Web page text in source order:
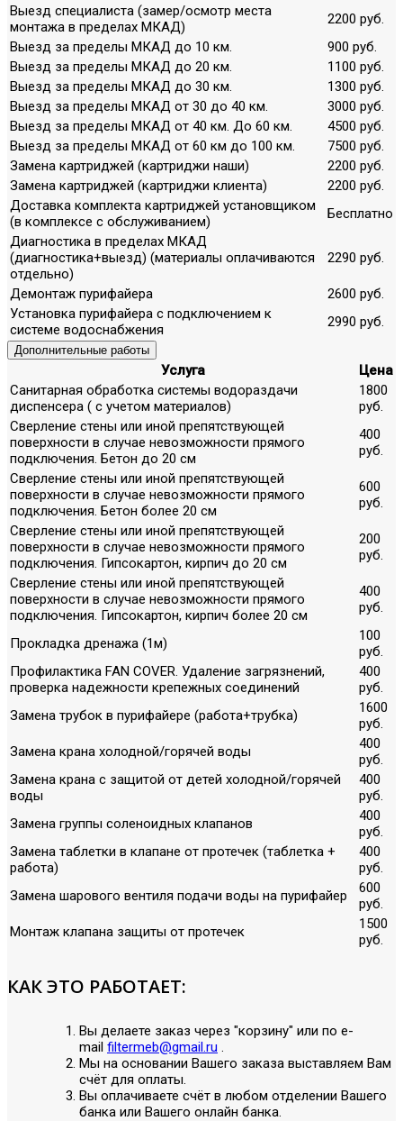
Выезд специалиста (замер/осмотр места
монтажа в пределах МКАД)
2200 руб.
Выезд за пределы МКАД до 10 км.
900 руб.
Выезд за пределы МКАД до 20 км.
1100 руб.
Выезд за пределы МКАД до 30 км.
1300 руб.
Выезд за пределы МКАД от 30 до 40 км.
3000 руб.
Выезд за пределы МКАД от 40 км. До 60 км.
4500 руб.
Выезд за пределы МКАД от 60 км до 100 км.
7500 руб.
Замена картриджей (картриджи наши)
2200 руб.
Замена картриджей (картриджи клиента)
2200 руб.
Доставка комплекта картриджей установщиком
(в комплексе с обслуживанием)
Бесплатно
Диагностика в пределах МКАД
(диагностика+выезд) (материалы оплачиваются
отдельно)
2290 руб.
Демонтаж пурифайера
2600 руб.
Установка пурифайера с подключением к
системе водоснабжения
2990 руб.
Дополнительные работы
Услуга
Цена
Санитарная обработка системы водораздачи
диспенсера ( с учетом материалов)
1800
руб.
Сверление стены или иной препятствующей
поверхности в случае невозможности прямого
подключения. Бетон до 20 см
400
руб.
Сверление стены или иной препятствующей
поверхности в случае невозможности прямого
подключения. Бетон более 20 см
600
руб.
Сверление стены или иной препятствующей
поверхности в случае невозможности прямого
подключения. Гипсокартон, кирпич до 20 см
200
руб.
Сверление стены или иной препятствующей
поверхности в случае невозможности прямого
подключения. Гипсокартон, кирпич более 20 см
400
руб.
Прокладка дренажа (1м)
100
руб.
Профилактика FAN COVER. Удаление загрязнений,
проверка надежности крепежных соединений
400
руб.
Замена трубок в пурифайере (работа+трубка)
1600
руб.
Замена крана холодной/горячей воды
400
руб.
Замена крана с защитой от детей холодной/горячей
воды
400
руб.
Замена группы соленоидных клапанов
400
руб.
Замена таблетки в клапане от протечек (таблетка +
работа)
400
руб.
Замена шарового вентиля подачи воды на пурифайер
600
руб.
Монтаж клапана защиты от протечек
1500
руб.
КАК ЭТО РАБОТАЕТ:
Вы делаете заказ через "корзину" или по е-
mail filtermeb@gmail.ru .
Мы на основании Вашего заказа выставляем Вам
счёт для оплаты.
Вы оплачиваете счёт в любом отделении Вашего
банка или Вашего онлайн банка.